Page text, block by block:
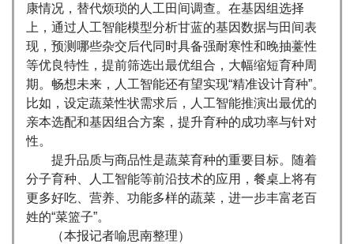
康情况，替代烦琐的人工田间调查。在基因组选择
上，通过人工智能模型分析甘蓝的基因数据与田间表
现，预测哪些杂交后代同时具备强耐寒性和晚抽薹性
等优良特性，提前筛选出最优组合，大幅缩短育种周
期。畅想未来，人工智能还有望实现“精准设计育种”。
比如，设定蔬菜性状需求后，人工智能推演出最优的
亲本选配和基因组合方案，提升育种的成功率与针对
性。
提升品质与商品性是蔬菜育种的重要目标。随着
分子育种、人工智能等前沿技术的应用，餐桌上将有
更多好吃、营养、功能多样的蔬菜，进一步丰富老百
姓的“菜篮子”。
（本报记者喻思南整理）